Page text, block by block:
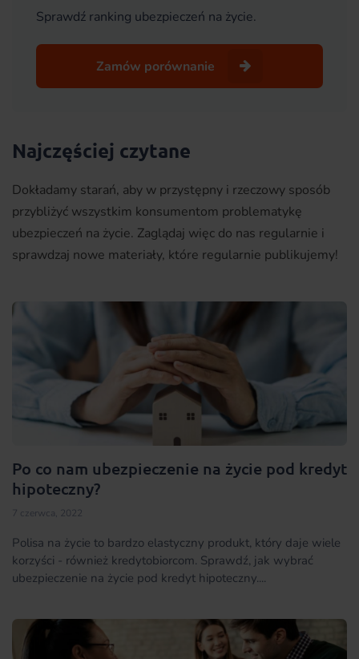
Sprawdź ranking ubezpieczeń na życie.
Zamów porównanie
Najczęściej czytane
Dokładamy starań, aby w przystępny i rzeczowy sposób
przybliżyć wszystkim konsumentom problematykę
ubezpieczeń na życie. Zaglądaj więc do nas regularnie i
sprawdzaj nowe materiały, które regularnie publikujemy!
Po co nam ubezpieczenie na życie pod kredyt
hipoteczny?
7 czerwca, 2022
Polisa na życie to bardzo elastyczny produkt, który daje wiele
korzyści - również kredytobiorcom. Sprawdź, jak wybrać
ubezpieczenie na życie pod kredyt hipoteczny....